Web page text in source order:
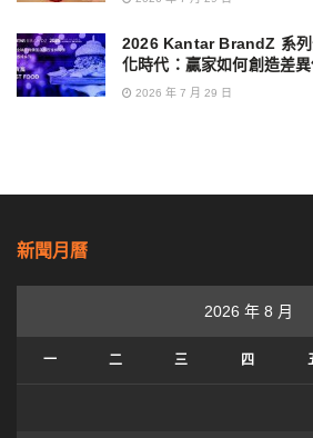
2026 Kantar BrandZ 系
化時代：贏家如何創造差
2026 年 7 月 29 日
新聞月曆
2026 年 8 月
一 二 三 四